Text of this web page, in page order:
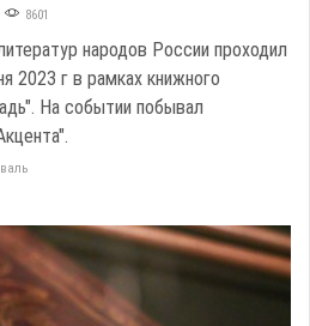
8601
народов России проходил
2023 г в рамках книжного
На событии побывал